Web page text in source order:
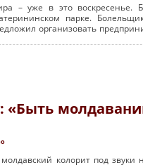
– уже в это воскресенье.
парке.
организовать
«Быть
колорит под